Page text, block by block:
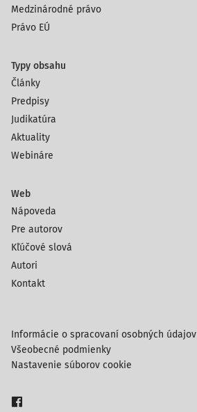
Medzinárodné právo
Právo EÚ
Typy obsahu
Články
Predpisy
Judikatúra
Aktuality
Webináre
Web
Nápoveda
Pre autorov
Kľúčové slová
Autori
Kontakt
Informácie o spracovaní osobných údajov
Všeobecné podmienky
Nastavenie súborov cookie